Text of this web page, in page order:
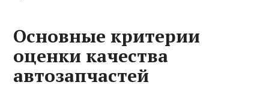
Основные критерии
оценки качества
автозапчастей